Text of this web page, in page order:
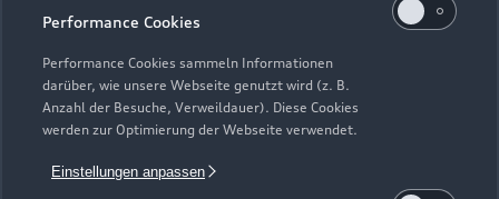
Performance Cookies
Performance Cookies sammeln Informationen
darüber, wie unsere Webseite genutzt wird (z. B.
Anzahl der Besuche, Verweildauer). Diese Cookies
werden zur Optimierung der Webseite verwendet.
Einstellungen anpassen
Elektromodelle
Plug-in-Hybride
Neuwagensuche
Gebrauchtwagensuche
Service & Zubehör
Saisonale Angebote
Audi Services
Support
Über Audi